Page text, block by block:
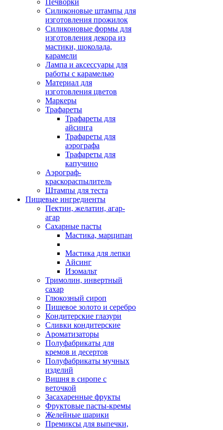
Силиконовые штампы для
изготовления прожилок
Силиконовые формы для
изготовления декора из
мастики, шоколада,
карамели
Лампа и аксессуары для
работы с карамелью
Материал для
изготовления цветов
Маркеры
Трафареты
Трафареты для
айсинга
Трафареты для
аэрографа
Трафареты для
капучино
Аэрограф-
краскораспылитель
Штампы для теста
Пищевые ингредиенты
Пектин, желатин, агар-
агар
Сахарные пасты
Мастика, марципан
Мастика для лепки
Айсинг
Изомальт
Тримолин, инвертный
сахар
Глюкозный сироп
Пищевое золото и серебро
Кондитерские глазури
Сливки кондитерские
Ароматизаторы
Полуфабрикаты для
кремов и десертов
Полуфабрикаты мучных
изделий
Вишня в сиропе с
веточкой
Засахаренные фрукты
Фруктовые пасты-кремы
Желейные шарики
Премиксы для выпечки,